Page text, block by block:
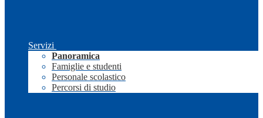
Servizi
Panoramica
Famiglie e studenti
Personale scolastico
Percorsi di studio